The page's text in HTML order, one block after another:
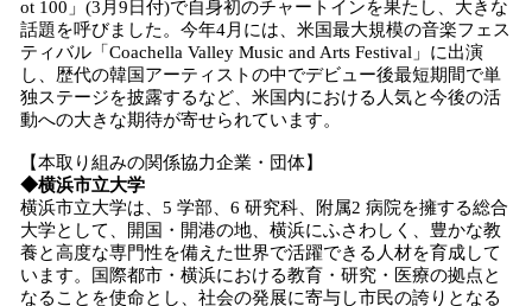
ot 100」(3月9日付)で自身初のチャートインを果たし、大きな
話題を呼びました。今年4月には、米国最大規模の音楽フェス
ティバル「Coachella Valley Music and Arts Festival」に出演
し、歴代の韓国アーティストの中でデビュー後最短期間で単
独ステージを披露するなど、米国内における人気と今後の活
動への大きな期待が寄せられています。
【本取り組みの関係協力企業・団体】
◆横浜市立大学
横浜市立大学は、5 学部、6 研究科、附属2 病院を擁する総合
大学として、開国・開港の地、横浜にふさわしく、豊かな教
養と高度な専門性を備えた世界で活躍できる人材を育成して
います。国際都市・横浜における教育・研究・医療の拠点と
なることを使命とし、社会の発展に寄与し市民の誇りとなる